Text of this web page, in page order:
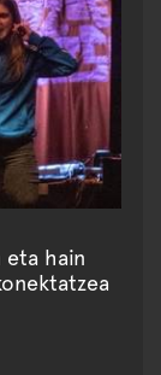
eta hain